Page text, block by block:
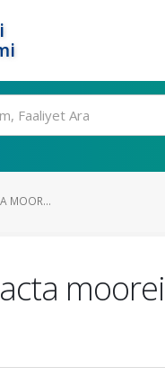
MOOR...